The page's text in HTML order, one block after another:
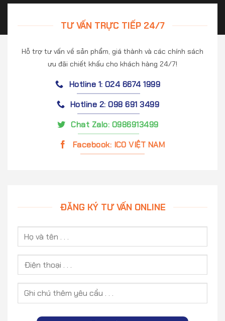
TƯ VẤN TRỰC TIẾP 24/7
Hỗ trợ tư vấn về sản phẩm, giá thành và các chính sách
ưu đãi chiết khấu cho khách hàng 24/7!
Hotline 1: 024 6674 1999
Hotline 2: 098 691 3499
Chat Zalo: 0986913499
Facebook: ICO VIỆT NAM
ĐĂNG KÝ TƯ VẤN ONLINE